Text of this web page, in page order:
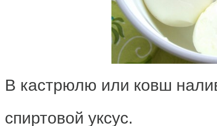
В кастрюлю или ковш
спиртовой уксус.